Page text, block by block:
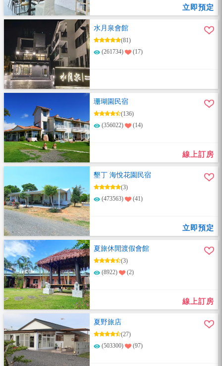
立即預定
水月泉會館
(81)
(261734)
(17)
珊瑚園民宿
(136)
(356022)
(14)
線上訂房
墾丁 海悅花園民宿
(3)
(473563)
(41)
立即預定
夏旅休閒渡假會館
(3)
(8922)
(2)
線上訂房
夏野旅店
(27)
(503300)
(97)